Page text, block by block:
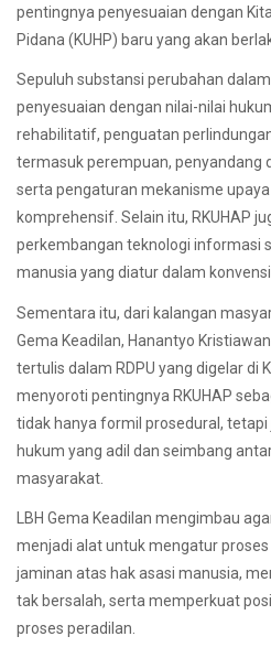
pentingnya penyesuaian dengan
Pidana (KUHP) baru yang akan
Sepuluh substansi perubahan
penyesuaian dengan nilai-nilai
rehabilitatif, penguatan
termasuk perempuan, penyandang
serta pengaturan mekanisme
komprehensif. Selain itu, RKUHAP
perkembangan teknologi informasi
manusia yang diatur dalam
Sementara itu, dari kalangan
Gema Keadilan, Hanantyo
tertulis dalam RDPU yang digelar di
menyoroti pentingnya RKUHAP
tidak hanya formil prosedural,
hukum yang adil dan seimbang
masyarakat.
LBH Gema Keadilan mengimbau
menjadi alat untuk mengatur
jaminan atas hak asasi manusia,
tak bersalah, serta memperkuat
proses peradilan.